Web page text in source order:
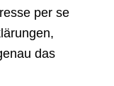
per se
das